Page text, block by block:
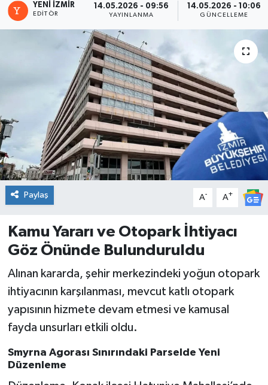
YENI İZMIR
EDITÖR
14.05.2026 - 09:56
YAYINLANMA
14.05.2026 - 10:06
GÜNCELLEME
Paylaş A- A+
Kamu Yararı ve Otopark İhtiyacı
Göz Önünde Bulunduruldu
Alınan kararda, şehir merkezindeki yoğun otopark
ihtiyacının karşılanması, mevcut katlı otopark
yapısının hizmete devam etmesi ve kamusal
fayda unsurları etkili oldu.
Smyrna Agorası Sınırındaki Parselde Yeni
Düzenleme
Tatil ve Seyahat
Çevre
Okul Gazetesi